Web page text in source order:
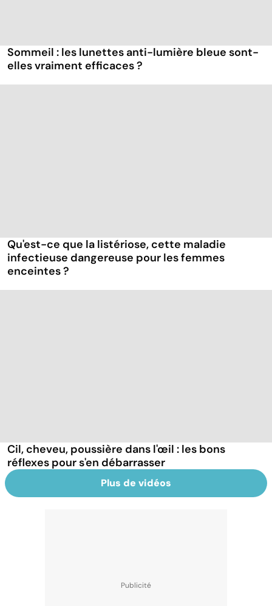
Sommeil : les lunettes anti-lumière bleue sont-
elles vraiment efficaces ?
Qu'est-ce que la listériose, cette maladie
infectieuse dangereuse pour les femmes
enceintes ?
Cil, cheveu, poussière dans l'œil : les bons
réflexes pour s'en débarrasser
Plus de vidéos